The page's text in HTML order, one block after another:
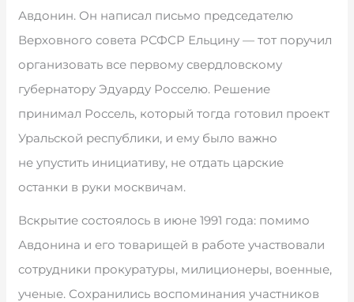
Авдонин. Он написал письмо председателю
Верховного совета РСФСР Ельцину — тот поручил
организовать все первому свердловскому
губернатору Эдуарду Росселю. Решение
принимал Россель, который тогда готовил проект
Уральской республики, и ему было важно
не упустить инициативу, не отдать царские
останки в руки москвичам.
Вскрытие состоялось в июне 1991 года: помимо
Авдонина и его товарищей в работе участвовали
сотрудники прокуратуры, милиционеры, военные,
ученые. Сохранились воспоминания участников